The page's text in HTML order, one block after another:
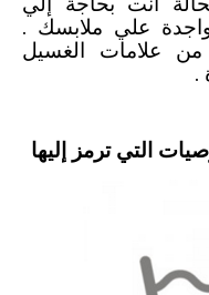
علي ملابسك .
علامات الغسيل
.
التي ترمز إليها